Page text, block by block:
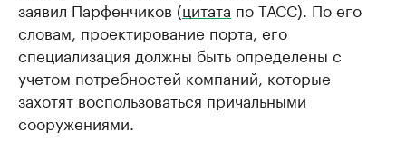
заявил Парфенчиков (цитата по ТАСС). По его
словам, проектирование порта, его
специализация должны быть определены с
учетом потребностей компаний, которые
захотят воспользоваться причальными
сооружениями.